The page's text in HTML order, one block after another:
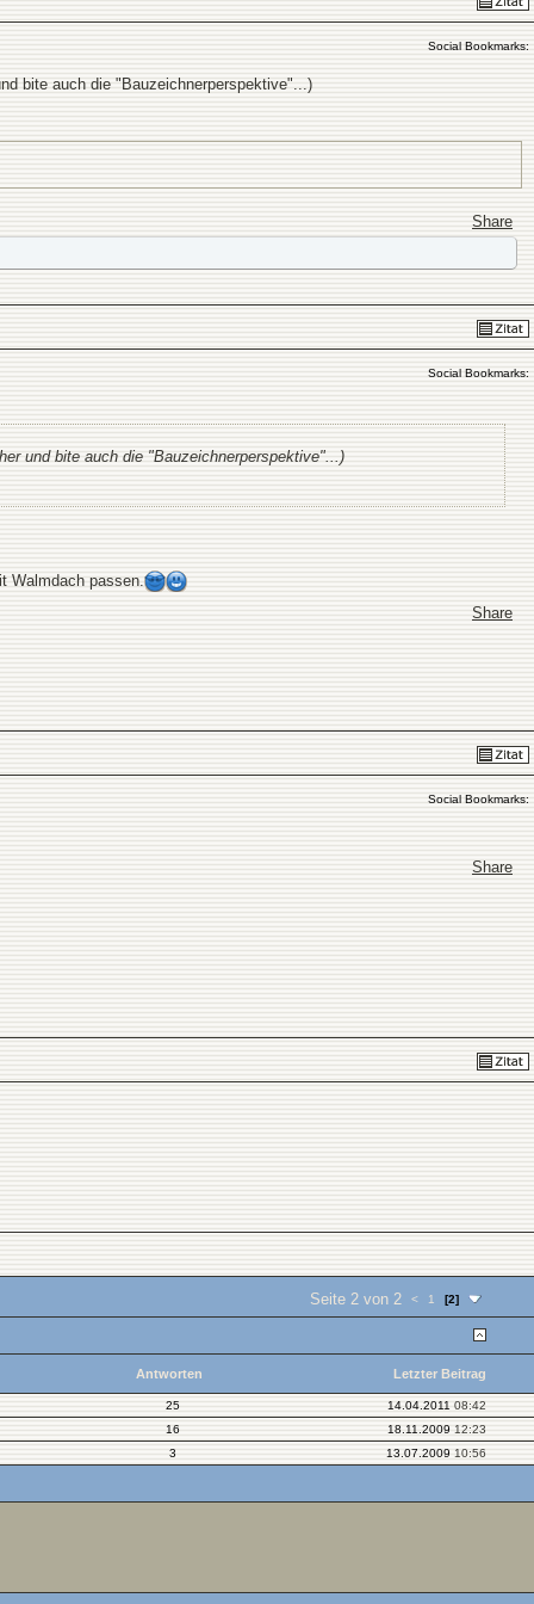
Social Bookmarks:
bite auch die "Bauzeichnerperspektive"...)
Share
Social Bookmarks:
und bite auch die "Bauzeichnerperspektive"...)
Walmdach passen.
Share
Social Bookmarks:
Share
Seite 2 von 2 < 1 [2]
Antworten Letzter Beitrag
25 14.04.2011 08:42
16 18.11.2009 12:23
3 13.07.2009 10:56